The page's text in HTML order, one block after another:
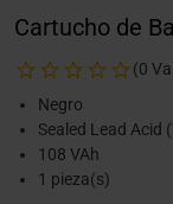
Cartucho de
(0
Negro
Sealed Lead Acid
108 VAh
1 pieza(s)